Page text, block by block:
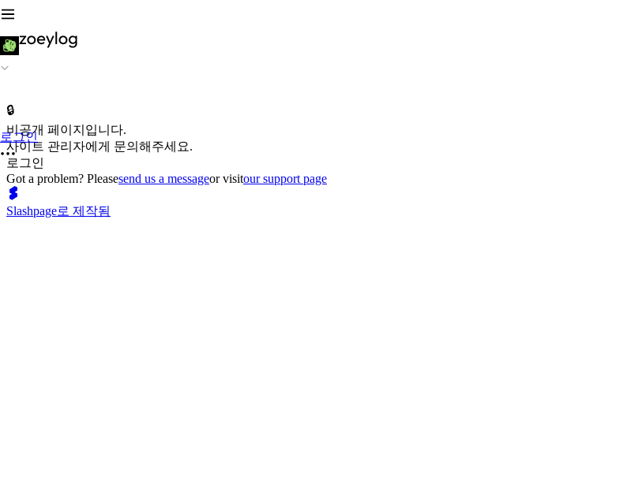
로그인
🔒
비공개 페이지입니다.
사이트 관리자에게 문의해주세요.
로그인
Got a problem? Pleasesend us a messageor visitour support page
Slashpage로 제작됨